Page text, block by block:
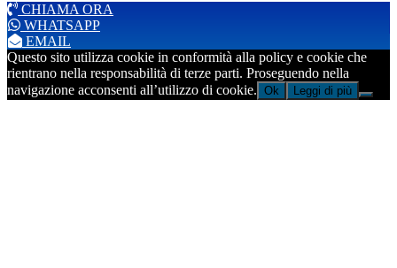
CHIAMA ORA
WHATSAPP
EMAIL
Questo sito utilizza cookie in conformità alla policy e cookie che
rientrano nella responsabilità di terze parti. Proseguendo nella
navigazione acconsenti all’utilizzo di cookie. Ok Leggi di più